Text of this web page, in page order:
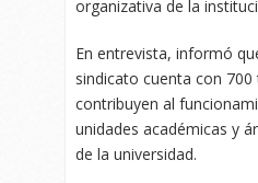
organizativa de la
En entrevista, informó
sindicato cuenta con
contribuyen al
unidades académicas y
de la universidad.